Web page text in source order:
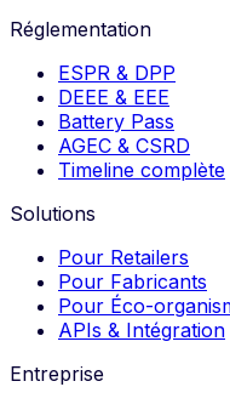
Réglementation
ESPR & DPP
DEEE & EEE
Battery Pass
AGEC & CSRD
Timeline complète
Solutions
Pour Retailers
Pour Fabricants
Pour Éco-
APIs & Intégration
Entreprise